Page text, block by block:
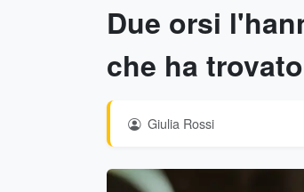
Due orsi
che ha
Giulia Rossi